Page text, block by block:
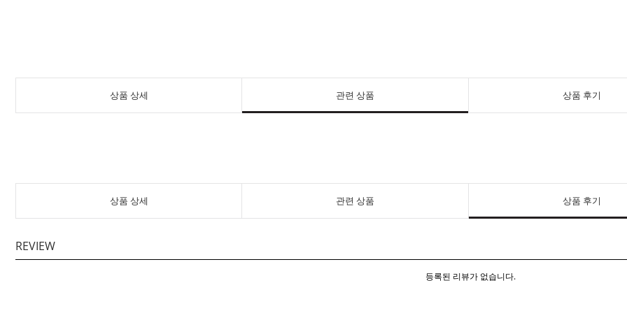
상품 상세 관련 상품 상품 후기
상품 상세 관련 상품 상품 후기
REVIEW
등록된 리뷰가 없습니다.